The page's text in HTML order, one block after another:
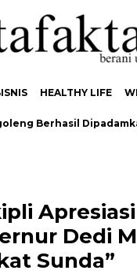
HEALTHY LIFE
Dipadamkan,
Dedi
Sunda”